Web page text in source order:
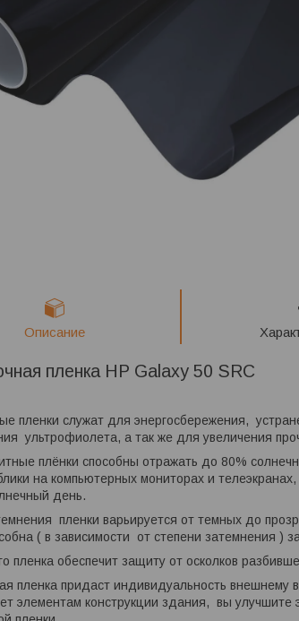
Описание
пленка HP Galaxy 50 SRC
пленки служат для энергосбережения,
ультрофиолета, а так же для увеличения
плёнки способны отражать до 80%
на компьютерных мониторах и
день.
пленки варьируется от темных до
( в зависимости от степени затемнения )
пленка обеспечит защиту от осколков
пленка придаст индивидуальность внешнему
элементам конструкции здания, вы улучшите